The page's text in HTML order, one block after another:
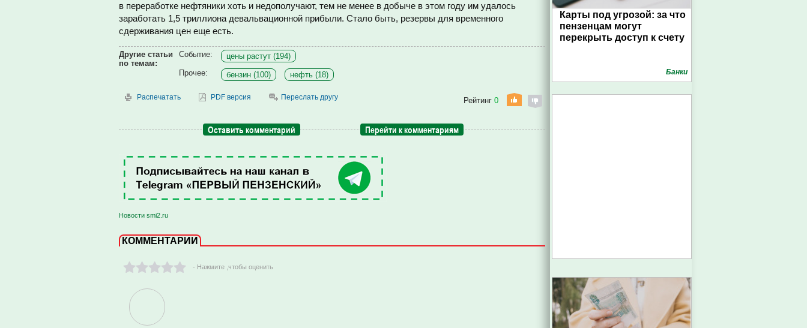
в переработке нефтяники хоть и недополучают, тем не менее в добыче в этом году им удалось
заработать 1,5 триллиона девальвационной прибыли. Стало быть, резервы для временного
сдерживания цен еще есть.
Другие статьи
по темам:
Событие:
цены растут (194)
Прочее:
бензин (100) нефть (18)
Распечатать PDF версия Переслать другу Рейтинг 0
Оставить комментарий Перейти к комментариям
Новости smi2.ru
КОММЕНТАРИИ
- Нажмите ,чтобы оценить
Карты под угрозой: за что
пензенцам могут
перекрыть доступ к счету
Банки